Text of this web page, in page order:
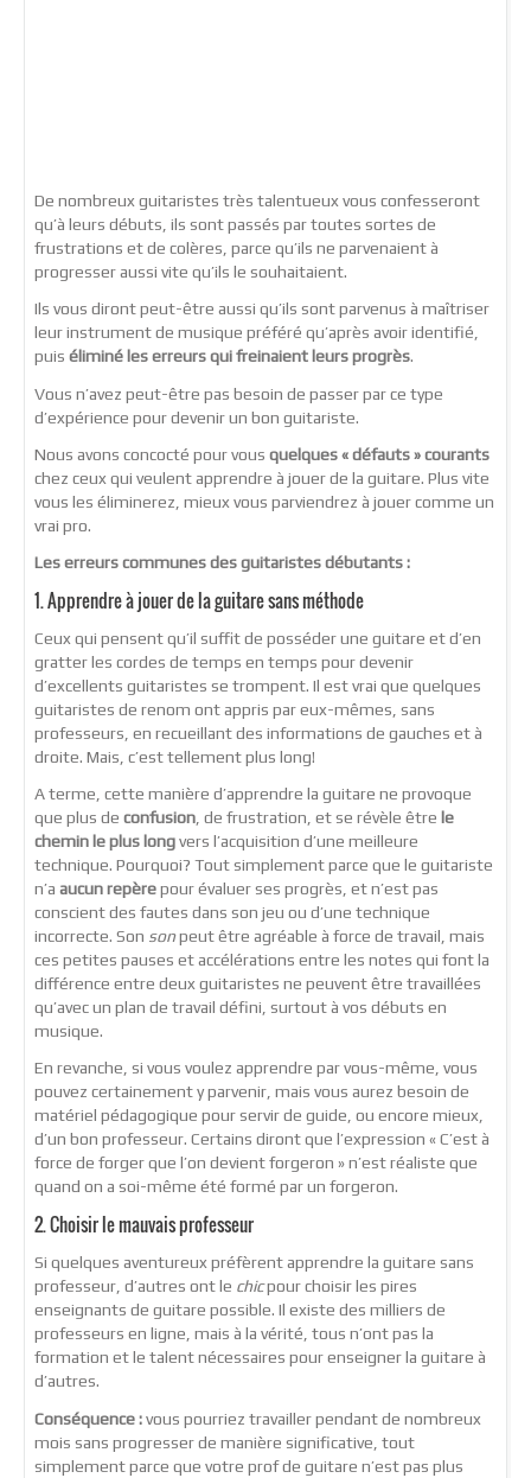
De nombreux guitaristes très talentueux vous confesseront
qu’à leurs débuts, ils sont passés par toutes sortes de
frustrations et de colères, parce qu’ils ne parvenaient à
progresser aussi vite qu’ils le souhaitaient.
Ils vous diront peut-être aussi qu’ils sont parvenus à maîtriser
leur instrument de musique préféré qu’après avoir identifié,
puis éliminé les erreurs qui freinaient leurs progrès.
Vous n’avez peut-être pas besoin de passer par ce type
d’expérience pour devenir un bon guitariste.
Nous avons concocté pour vous quelques « défauts » courants
chez ceux qui veulent apprendre à jouer de la guitare. Plus vite
vous les éliminerez, mieux vous parviendrez à jouer comme un
vrai pro.
Les erreurs communes des guitaristes débutants :
1. Apprendre à jouer de la guitare sans méthode
Ceux qui pensent qu’il suffit de posséder une guitare et d’en
gratter les cordes de temps en temps pour devenir
d’excellents guitaristes se trompent. Il est vrai que quelques
guitaristes de renom ont appris par eux-mêmes, sans
professeurs, en recueillant des informations de gauches et à
droite. Mais, c’est tellement plus long!
A terme, cette manière d’apprendre la guitare ne provoque
que plus de confusion, de frustration, et se révèle être le
chemin le plus longvers l’acquisition d’une meilleure
technique. Pourquoi? Tout simplement parce que le guitariste
n’a aucun repèrepour évaluer ses progrès, et n’est pas
conscient des fautes dans son jeu ou d’une technique
incorrecte. Son sonpeut être agréable à force de travail, mais
ces petites pauses et accélérations entre les notes qui font la
différence entre deux guitaristes ne peuvent être travaillées
qu’avec un plan de travail défini, surtout à vos débuts en
musique.
En revanche, si vous voulez apprendre par vous-même, vous
pouvez certainement y parvenir, mais vous aurez besoin de
matériel pédagogique pour servir de guide, ou encore mieux,
d’un bon professeur. Certains diront que l’expression « C’est à
force de forger que l’on devient forgeron » n’est réaliste que
quand on a soi-même été formé par un forgeron.
2. Choisir le mauvais professeur
Si quelques aventureux préfèrent apprendre la guitare sans
professeur, d’autres ont le chicpour choisir les pires
enseignants de guitare possible. Il existe des milliers de
professeurs en ligne, mais à la vérité, tous n’ont pas la
formation et le talent nécessaires pour enseigner la guitare à
d’autres.
Conséquence :vous pourriez travailler pendant de nombreux
mois sans progresser de manière significative, tout
simplement parce que votre prof de guitare n’est pas plus